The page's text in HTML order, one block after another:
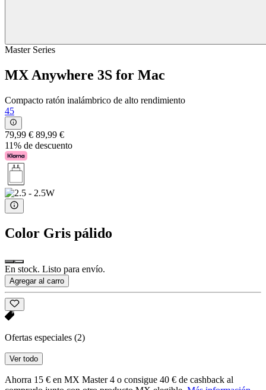
Master Series
MX Anywhere 3S for Mac
Compacto ratón inalámbrico de alto rendimiento
45
79,99 € 89,99 €
11% de descuento
Color Gris pálido
En stock. Listo para envío.
Agregar al carro
Ofertas especiales (2)
Ver todo
Ahorra 15 € en MX Master 4 o consigue 40 € de cashback al